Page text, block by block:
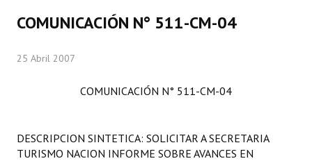
Comisiones Especiales
Programas
COMUNICACIÓN N° 511-CM-04
25 Abril 2007
COMUNICACIÓN N° 511-CM-04
DESCRIPCION SINTETICA: SOLICITAR A SECRETARIA
TURISMO NACION INFORME SOBRE AVANCES EN